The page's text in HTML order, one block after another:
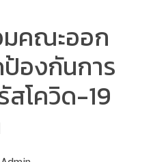
คณะออก
องกันการ
สโควิด-19